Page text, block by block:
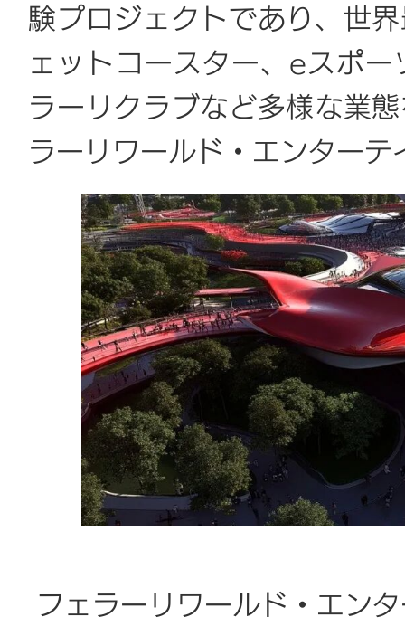
験プロジェクトであり、世
ェットコースター、eスポ
ラーリクラブなど多様な業
ラーリワールド・エンター
フェラーリワールド・エン